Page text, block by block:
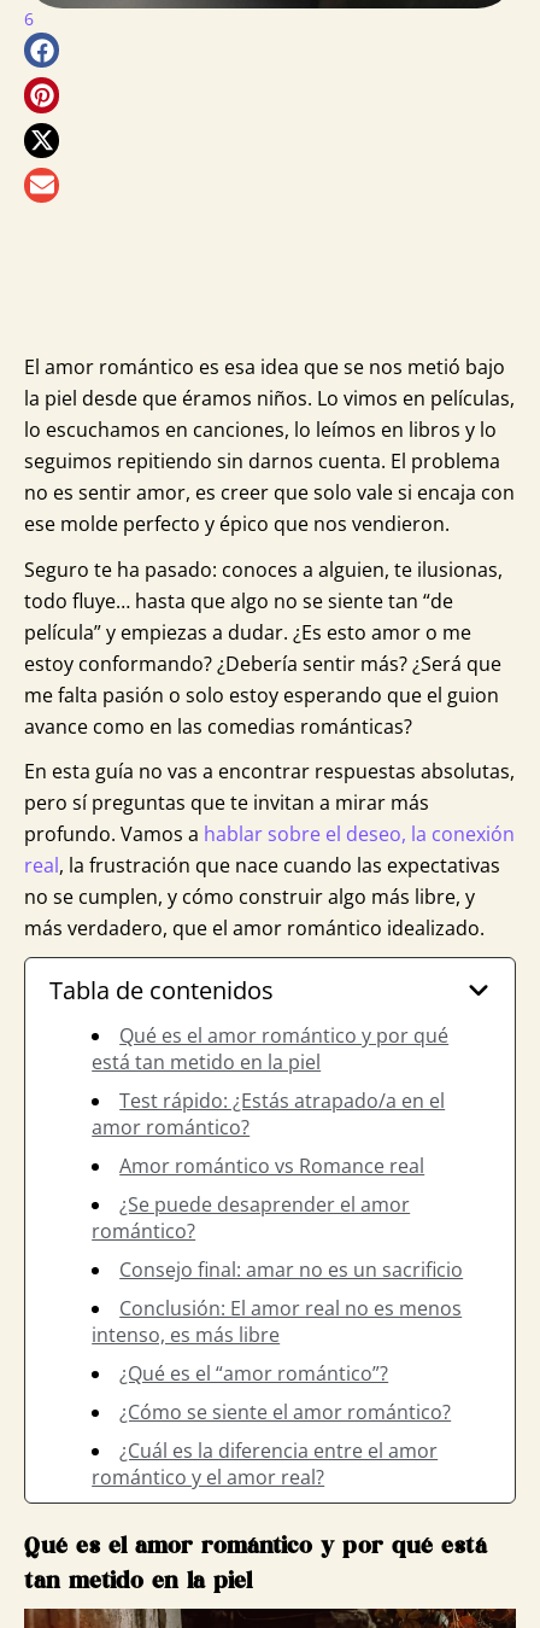
6
El amor romántico es esa idea que se nos metió bajo
la piel desde que éramos niños. Lo vimos en películas,
lo escuchamos en canciones, lo leímos en libros y lo
seguimos repitiendo sin darnos cuenta. El problema
no es sentir amor, es creer que solo vale si encaja con
ese molde perfecto y épico que nos vendieron.
Seguro te ha pasado: conoces a alguien, te ilusionas,
todo fluye… hasta que algo no se siente tan “de
película” y empiezas a dudar. ¿Es esto amor o me
estoy conformando? ¿Debería sentir más? ¿Será que
me falta pasión o solo estoy esperando que el guion
avance como en las comedias románticas?
En esta guía no vas a encontrar respuestas absolutas,
pero sí preguntas que te invitan a mirar más
profundo. Vamos a hablar sobre el deseo, la conexión
real, la frustración que nace cuando las expectativas
no se cumplen, y cómo construir algo más libre, y
más verdadero, que el amor romántico idealizado.
Tabla de contenidos
Qué es el amor romántico y por qué
está tan metido en la piel
Test rápido: ¿Estás atrapado/a en el
amor romántico?
Amor romántico vs Romance real
¿Se puede desaprender el amor
romántico?
Consejo final: amar no es un sacrificio
Conclusión: El amor real no es menos
intenso, es más libre
¿Qué es el “amor romántico”?
¿Cómo se siente el amor romántico?
¿Cuál es la diferencia entre el amor
romántico y el amor real?
Qué es el amor romántico y por qué está
tan metido en la piel